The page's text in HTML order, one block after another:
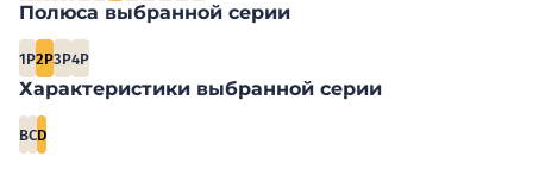
Полюса выбранной серии
1P2P3P4P
Характеристики выбранной серии
BCD